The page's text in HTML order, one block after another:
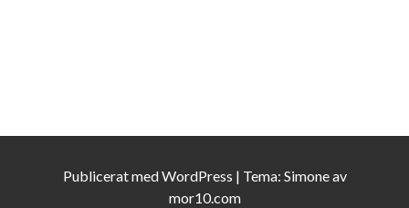
Publicerat medWordPress | Tema: Simoneav
mor10.com